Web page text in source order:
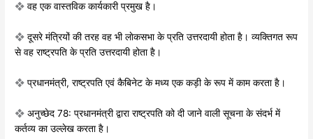
❖ वह एक वास्तविक कार्यकारी प्रमुख है।
❖ दूसरे मंत्रियों की तरह वह भी लाेकसभा केप्रति उत्तरदायी होता है। व्यक्तिगत रूप
से वहराष्ट्रपति के प्रति उत्तरदायी होता है।
❖प्रधानमंत्री, राष्ट्रपति एवं कैबिनेट के मध्य एककड़ी के रूप में काम करता है।
❖ अनुच्छेद 78: प्रधानमंत्री द्वारा राष्ट्रपति कोदी जाने वाली सूचना के संदर्भ में
कर्तव्य काउल्लेख करता है।